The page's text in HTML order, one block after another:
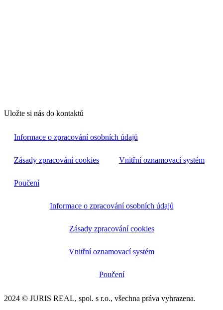
Uložte si nás do kontaktů
Informace o zpracování osobních údajů
Zásady zpracování cookies Vnitřní oznamovací systém
Poučení
Informace o zpracování osobních údajů
Zásady zpracování cookies
Vnitřní oznamovací systém
Poučení
2024 © JURIS REAL, spol. s r.o., všechna práva vyhrazena.